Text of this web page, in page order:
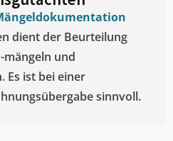
dient der Beurteilung
mängeln und
Es ist bei einer
sinnvoll.